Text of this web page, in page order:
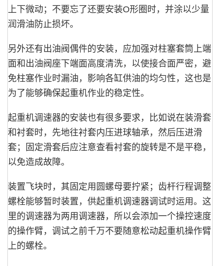
上下微动；不要忘了还要安装O形圈时，并涂以少量
润滑油防止损坏。
另外还有出油阀偶件的安装，应加强对柱塞套筒上端
面和出油阀座下端面高度清洗，以使接合面严密，避
免柱塞作业时漏油，影响各缸供油的均匀性，这也是
为了能够确保起重机作业的稳定性。
起重机调速器的安装也有很多要求，比如说在装滑套
和衬套时，先地往衬套内压进球轴承，然后压进滑
套；固定滑套后应注意查看衬套的旋转是不是平稳，
以免造成故障。
装置飞块时，其固定用圆螺母要拧紧；齿杆行程调整
螺栓能够暂时装置，供起重机调速器调试时运用。这
里的调速器为两用调速器，所以会添加一个操控速度
的操作臂，调试之前千万不要随意松动起重机操作臂
上的螺栓。